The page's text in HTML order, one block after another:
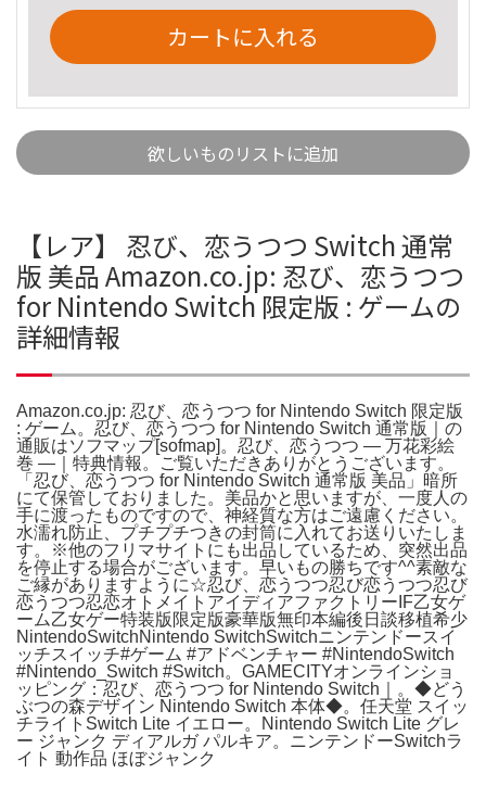
カートに入れる
欲しいものリストに追加
【レア】 忍び、恋うつつ Switch 通常
版 美品 Amazon.co.jp: 忍び、恋うつつ
for Nintendo Switch 限定版 : ゲームの
詳細情報
Amazon.co.jp: 忍び、恋うつつ for Nintendo Switch 限定版
: ゲーム。忍び、恋うつつ for Nintendo Switch 通常版｜の
通販はソフマップ[sofmap]。忍び、恋うつつ ― 万花彩絵
巻 ―｜特典情報。ご覧いただきありがとうございます。
「忍び、恋うつつ for Nintendo Switch 通常版 美品」暗所
にて保管しておりました。美品かと思いますが、一度人の
手に渡ったものですので、神経質な方はご遠慮ください。
水濡れ防止、プチプチつきの封筒に入れてお送りいたしま
す。※他のフリマサイトにも出品しているため、突然出品
を停止する場合がございます。早いもの勝ちです^^素敵な
ご縁がありますように☆忍び、恋うつつ忍び恋うつつ忍び
恋うつつ忍恋オトメイトアイディアファクトリーIF乙女ゲ
ーム乙女ゲー特装版限定版豪華版無印本編後日談移植希少
NintendoSwitchNintendo SwitchSwitchニンテンドースイ
ッチスイッチ#ゲーム #アドベンチャー #NintendoSwitch
#Nintendo_Switch #Switch。GAMECITYオンラインショ
ッピング：忍び、恋うつつ for Nintendo Switch｜。◆どう
ぶつの森デザイン Nintendo Switch 本体◆。任天堂 スイッ
チライトSwitch Lite イエロー。Nintendo Switch Lite グレ
ー ジャンク ディアルガ パルキア。ニンテンドーSwitchラ
イト 動作品 ほぼジャンク